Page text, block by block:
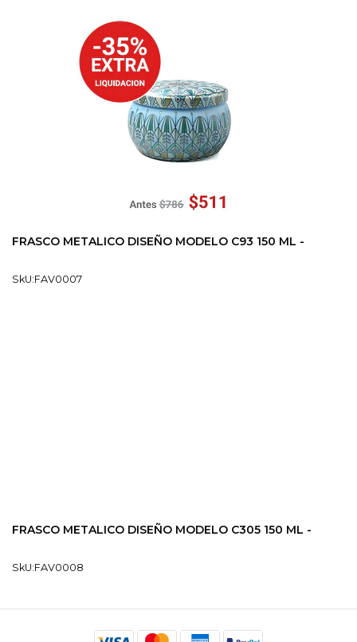
FRASCO METALICO DISEÑO MODELO C93 150 ML -
SkU:FAV0007
FRASCO METALICO DISEÑO MODELO C305 150 ML -
SkU:FAV0008